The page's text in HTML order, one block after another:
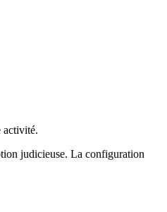
activité.
judicieuse. La configuration